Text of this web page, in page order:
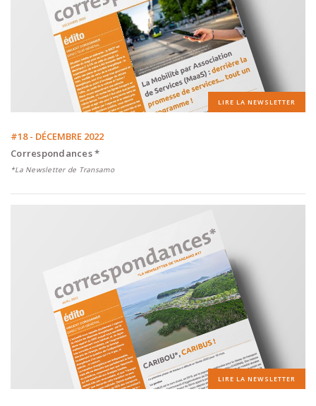
LIRE LA NEWSLETTER
#18 - DÉCEMBRE 2022
Correspondances *
*La Newsletter de Transamo
LIRE LA NEWSLETTER